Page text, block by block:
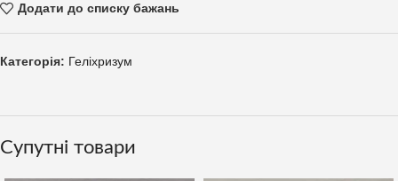
Додати до списку бажань
Категорія: Геліхризум
Супутні товари